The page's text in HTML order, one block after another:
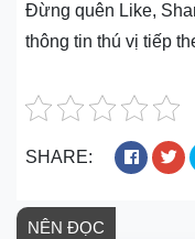
Đừng quên Like,
thông tin thú vị tiếp
SHARE:
NÊN ĐỌC